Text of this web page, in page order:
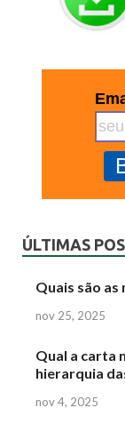
ÚLTIMAS
Quais são
nov 25, 2025
Qual a carta
hierarquia
nov 4, 2025